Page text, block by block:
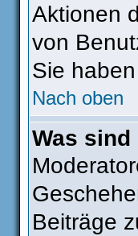
Aktionen
von
Sie
Nach oben
Was sind
Beiträge